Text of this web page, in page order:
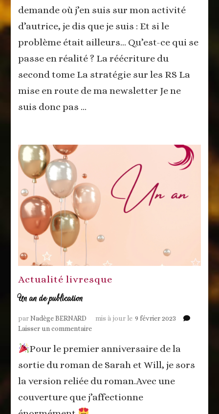
demande où j’en suis sur mon activité
d’autrice, je dis que je suis : Et si le
problème était ailleurs… Qu’est-ce qui se
passe en réalité ? La réécriture du
second tome La stratégie sur les RS La
mise en route de ma newsletter Je ne
suis donc pas …
Actualité livresque
Un an de publication
parNadège BERNARD mis à jour le 9 février 2023
Laisser un commentairesur
an
de
publication
Pour le premier anniversaire de la
sortie du roman de Sarah et Will, je sors
la version reliée du roman.Avec une
couverture que j’affectionne